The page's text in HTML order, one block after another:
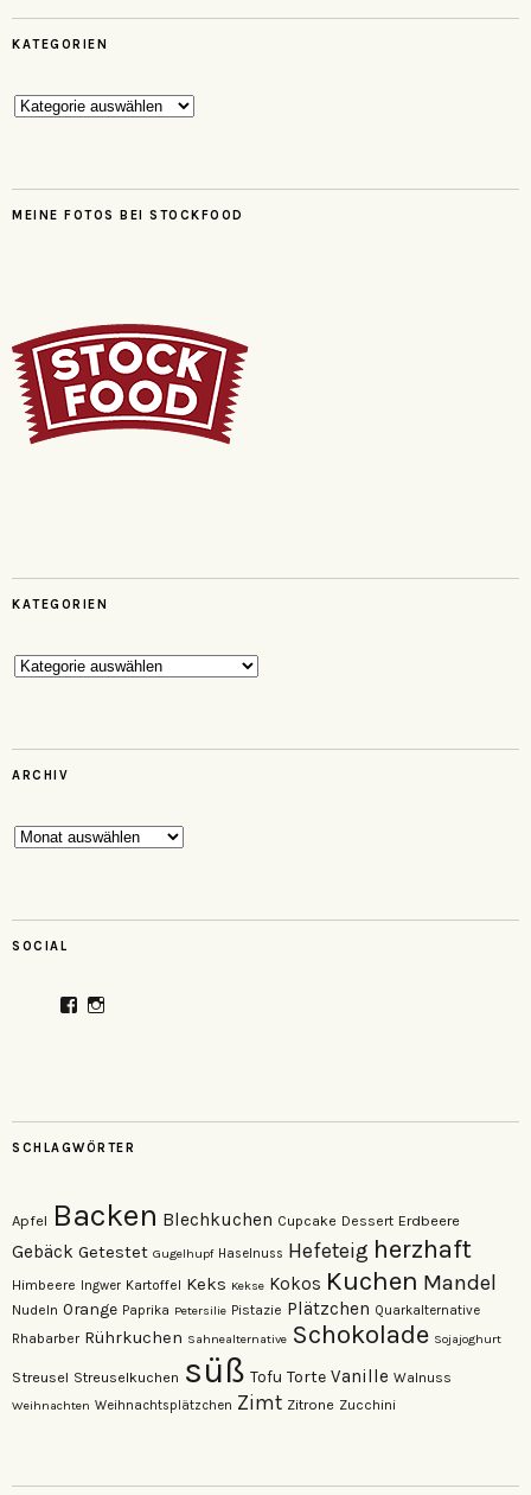
KATEGORIEN
Kategorien
MEINE FOTOS BEI STOCKFOOD
KATEGORIEN
Kategorien
ARCHIV
Archiv
SOCIAL
ProfilProfil
SCHLAGWÖRTER
Apfel Backen Blechkuchen Cupcake Dessert Erdbeere
Gebäck Getestet Gugelhupf Haselnuss Hefeteig herzhaft
Himbeere Ingwer Kartoffel Keks Kekse Kokos Kuchen Mandel
Nudeln Orange Paprika Petersilie Pistazie Plätzchen Quarkalternative
Rhabarber Rührkuchen Sahnealternative Schokolade Sojajoghurt
Streusel Streuselkuchen süß Tofu Torte Vanille Walnuss
Weihnachten Weihnachtsplätzchen Zimt Zitrone Zucchini